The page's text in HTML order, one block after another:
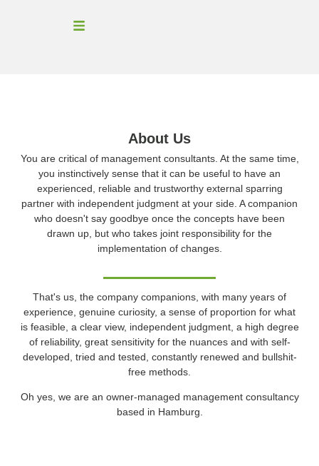
About Us
You are critical of management consultants. At the same time,
you instinctively sense that it can be useful to have an
experienced, reliable and trustworthy external sparring
partner with independent judgment at your side. A companion
who doesn't say goodbye once the concepts have been
drawn up, but who takes joint responsibility for the
implementation of changes.
That's us, the company companions, with many years of
experience, genuine curiosity, a sense of proportion for what
is feasible, a clear view, independent judgment, a high degree
of reliability, great sensitivity for the nuances and with self-
developed, tried and tested, constantly renewed and bullshit-
free methods.
Oh yes, we are an owner-managed management consultancy
based in Hamburg.